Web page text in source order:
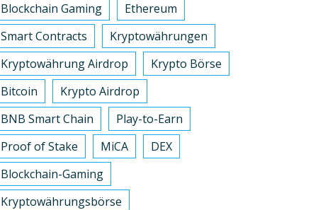
Blockchain Gaming
Ethereum
Smart Contracts
Kryptowährungen
Kryptowährung Airdrop
Krypto Börse
Bitcoin
Krypto Airdrop
BNB Smart Chain
Play-to-Earn
Proof of Stake
MiCA
DEX
Blockchain-Gaming
Kryptowährungsbörse